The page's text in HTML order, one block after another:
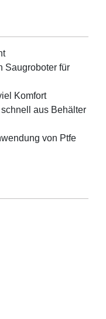
Saugroboter für
Komfort
aus Behälter
von Ptfe